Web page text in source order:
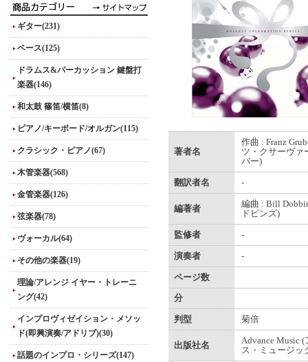
ギター(231)
ベース(125)
ドラムス&パーカッション 鍵盤打
楽器(146)
和太鼓 篠笛/横笛(8)
ピアノ/キーボード/オルガン(115)
クラシック・ピアノ(67)
木管楽器(568)
金管楽器(126)
弦楽器(78)
ヴォーカル(64)
その他の楽器(19)
理論/アレンジ イヤー・トレーニ
ング(42)
インプロヴィゼイション・メソッ
ド(即興演奏/アドリブ)(30)
話題のインプロ・シリーズ(147)
著者名
作曲 : Franz
ツ・クサーヴァ
バー)
翻訳者名 -
編著者
編曲 : Bill
ドビンズ)
監修者 -
演奏者 -
ページ数
分
判型 菊倍
出版社名
Advance Music (
ス・ミュージッ